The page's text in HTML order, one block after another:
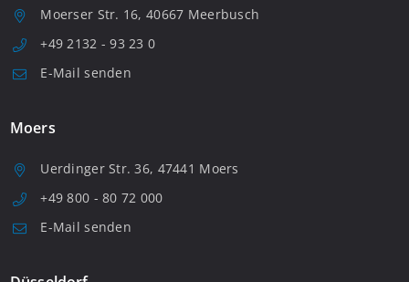
Moerser Str. 16, 40667 Meerbusch
+49 2132 - 93 23 0
E-Mail senden
Moers
Uerdinger Str. 36, 47441 Moers
+49 800 - 80 72 000
E-Mail senden